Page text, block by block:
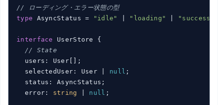
// ローディング・エラー状態の型
type AsyncStatus = "idle" "loading" "success"
interface
UserStore {
// State
  users: User[];
  selectedUser: User |
null ;
  status: AsyncStatus;
  error:
string null ;